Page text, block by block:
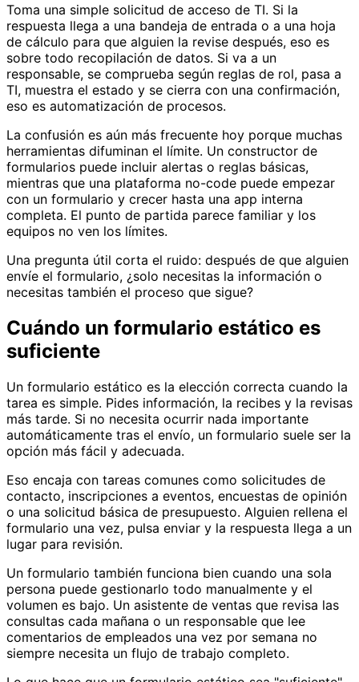
Toma una simple solicitud de acceso de TI. Si la
respuesta llega a una bandeja de entrada o a una hoja
de cálculo para que alguien la revise después, eso es
sobre todo recopilación de datos. Si va a un
responsable, se comprueba según reglas de rol, pasa a
TI, muestra el estado y se cierra con una confirmación,
eso es automatización de procesos.
La confusión es aún más frecuente hoy porque muchas
herramientas difuminan el límite. Un constructor de
formularios puede incluir alertas o reglas básicas,
mientras que una plataforma no-code puede empezar
con un formulario y crecer hasta una app interna
completa. El punto de partida parece familiar y los
equipos no ven los límites.
Una pregunta útil corta el ruido: después de que alguien
envíe el formulario, ¿solo necesitas la información o
necesitas también el proceso que sigue?
Cuándo un formulario estático es
suficiente
Un formulario estático es la elección correcta cuando la
tarea es simple. Pides información, la recibes y la revisas
más tarde. Si no necesita ocurrir nada importante
automáticamente tras el envío, un formulario suele ser la
opción más fácil y adecuada.
Eso encaja con tareas comunes como solicitudes de
contacto, inscripciones a eventos, encuestas de opinión
o una solicitud básica de presupuesto. Alguien rellena el
formulario una vez, pulsa enviar y la respuesta llega a un
lugar para revisión.
Un formulario también funciona bien cuando una sola
persona puede gestionarlo todo manualmente y el
volumen es bajo. Un asistente de ventas que revisa las
consultas cada mañana o un responsable que lee
comentarios de empleados una vez por semana no
siempre necesita un flujo de trabajo completo.